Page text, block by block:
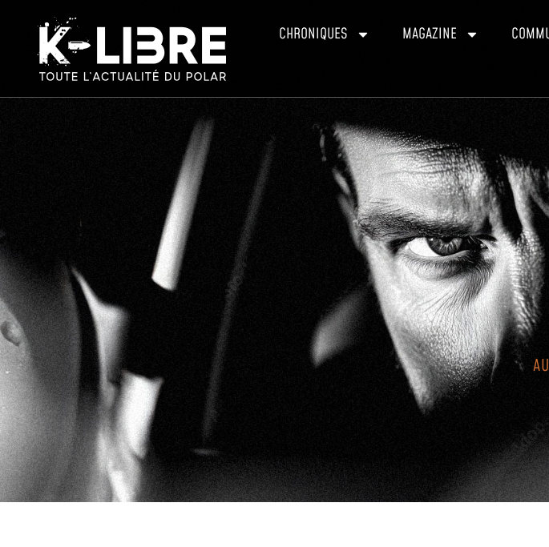
CHRONIQUES MAGAZINE